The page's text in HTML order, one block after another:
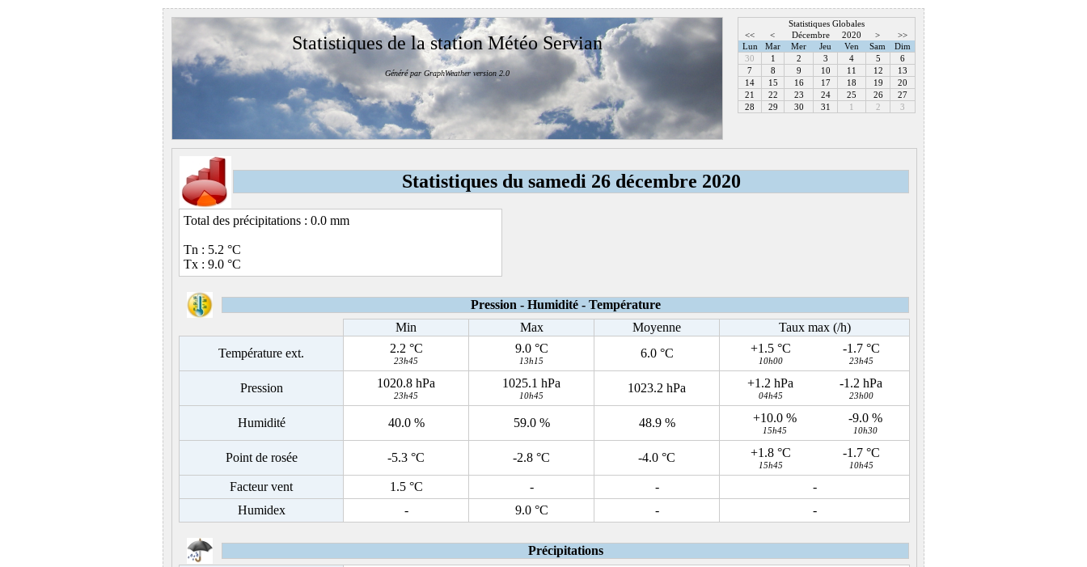
Statistiques Globales
<<
< Décembre 2020 >
>>
Lun
Mar Mer Jeu Ven Sam
Dim
30
1 2 3 4 5
6
7
8 9 10 11 12
13
14
15 16 17 18 19
20
21
22 23 24 25 26
27
28
29 30 31 1 2 3
Statistiques de la station Météo Servian
Généré par GraphWeather version 2.0